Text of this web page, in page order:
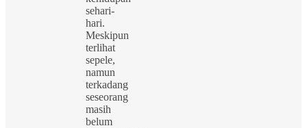
sehari-
hari.
Meskipun
terlihat
sepele,
namun
terkadang
seseorang
masih
belum